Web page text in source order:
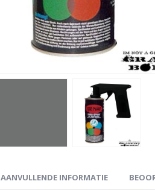
AANVULLENDE INFORMATIE